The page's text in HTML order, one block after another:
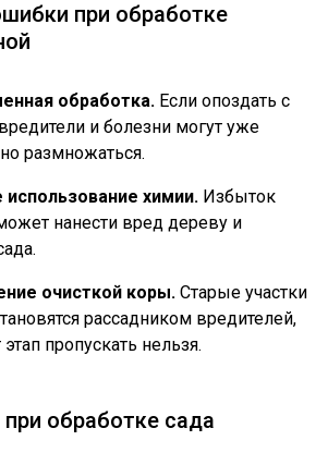
при обработке
обработка. Если опоздать с
и болезни могут уже
размножаться.
химии. Избыток
нанести вред дереву и
очисткой коры. Старые участки
рассадником вредителей,
пропускать нельзя.
обработке сада